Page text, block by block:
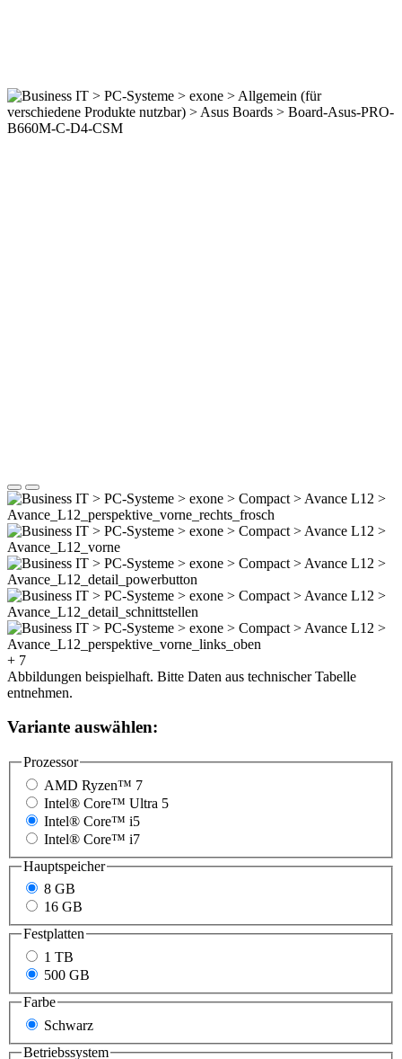
+ 7
Abbildungen beispielhaft. Bitte Daten aus technischer Tabelle
entnehmen.
Variante auswählen:
Prozessor
AMD Ryzen™ 7
Intel® Core™ Ultra 5
Intel® Core™ i5
Intel® Core™ i7
Hauptspeicher
8 GB
16 GB
Festplatten
1 TB
500 GB
Farbe
Schwarz
Betriebssystem